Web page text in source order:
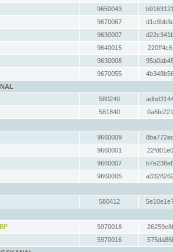
9650043
9670067
9630007
9640015
9630008
9670055
580240
581840
9660009
9660001
9660007
9660005
580412
5970018
5970016